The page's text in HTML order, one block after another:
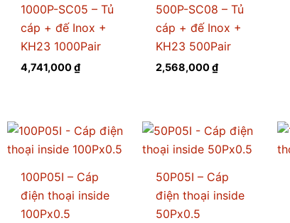
1000P-SC05 – Tủ
cáp + đế Inox +
KH23 1000Pair
4,741,000₫
500P-SC08 – Tủ
cáp + đế Inox +
KH23 500Pair
2,568,000₫
100P05I – Cáp
điện thoại inside
100Px0.5
50P05I – Cáp
điện thoại inside
50Px0.5